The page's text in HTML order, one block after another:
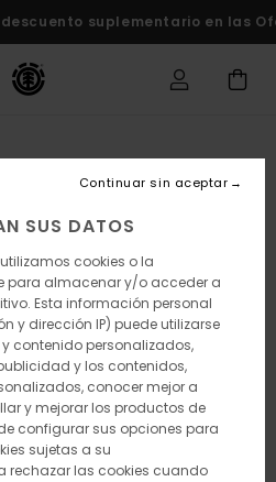
descuento suplementario en las
SUS DATOS
cookies o la
para almacenar y/o acceder a
Esta información personal
y dirección IP) puede utilizarse
contenido personalizados,
y los contenidos,
conocer mejor a
y mejorar los productos de
configurar sus opciones para
sujetas a su
rechazar las cookies cuando
Continuar sin aceptar